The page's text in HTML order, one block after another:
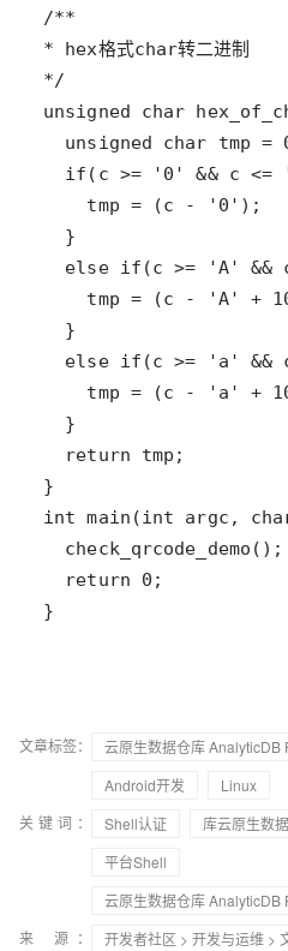
}
文章标签： 云原生数据仓库 AnalyticDB
Android开发
Linux
关键词：
Shell认证
库云原生数
平台Shell
云原生数据仓库 AnalyticDB
来 源：
开发者社区 > 开发与运维 >